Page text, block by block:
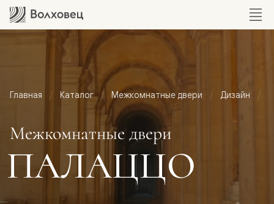
Главная Каталог Межкомнатные двери Дизайн
Межкомнатные двери
ПАЛАЦЦО